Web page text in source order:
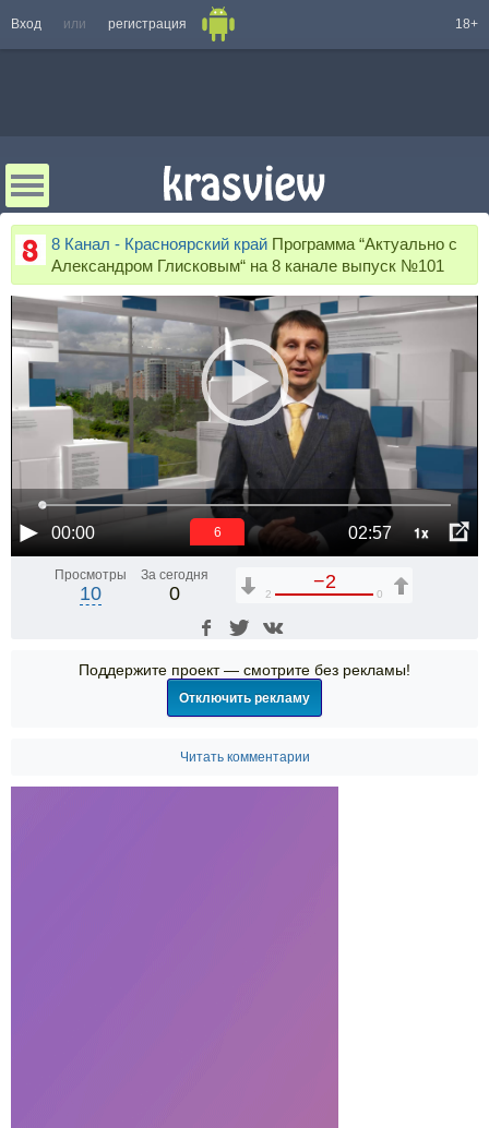
Вход или регистрация 18+
8 Канал - Красноярский край Программа “Актуально с
Александром Глисковым“ на 8 канале выпуск №101
00:00 02:57 1x
6
Просмотры
10
За сегодня
0
−2
2 0
Поддержите проект — смотрите без рекламы!
Отключить рекламу
Читать комментарии